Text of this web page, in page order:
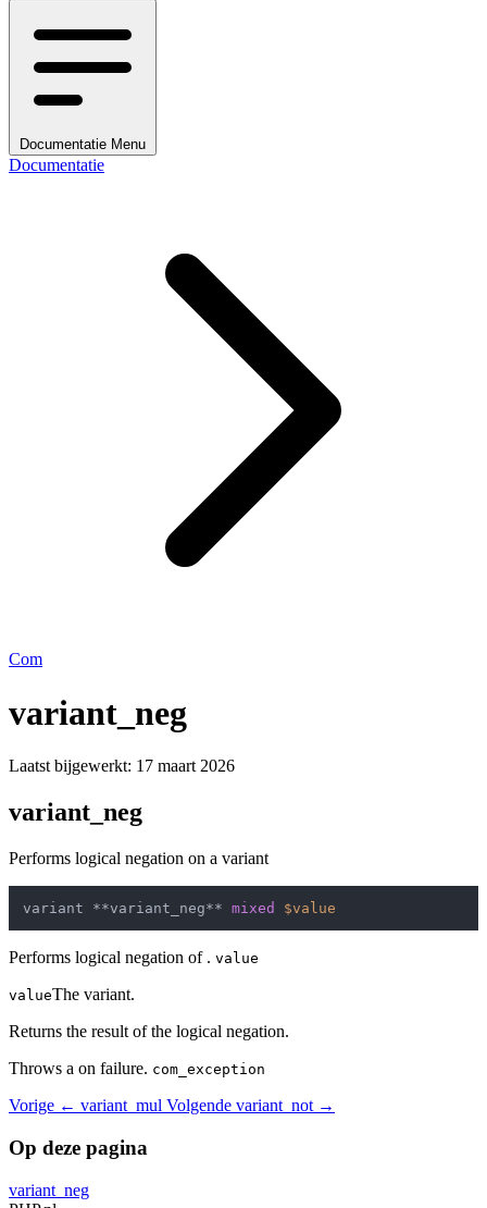
Documentatie Menu
Documentatie
Com
variant_neg
Laatst bijgewerkt: 17 maart 2026
variant_neg
Performs logical negation on a variant
variant **variant_neg** mixed $value
Performs logical negation of . value
valueThe variant.
Returns the result of the logical negation.
Throws a on failure. com_exception
Vorige ← variant_mul Volgende variant_not →
Op deze pagina
variant_neg